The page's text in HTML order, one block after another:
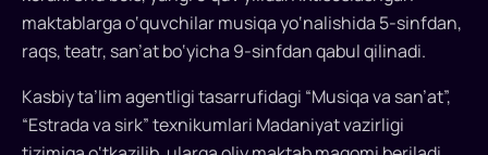
maktablarga o‘quvchilar musiqa yo‘nalishida 5-sinfdan,
raqs, teatr, san’at bo‘yicha 9-sinfdan qabul qilinadi.
Kasbiy ta’lim agentligi tasarrufidagi “Musiqa va san’at”,
“Estrada va sirk” texnikumlari Madaniyat vazirligi